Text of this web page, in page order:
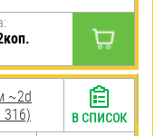
~2d
316)
В СПИСОК